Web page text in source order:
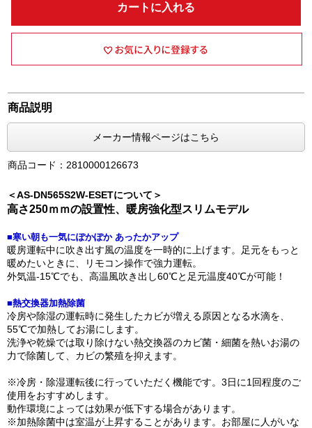
カートに入れる
商品説明
メーカー情報ページはこちら
商品コード：2810000126673
＜AS-DN565S2W-ESETについて＞
高さ250ｍｍの設置性、暖房強化型スリムモデル
■寒い朝も一気にぽかぽか あったかアップ
暖房運転中に吹き出す風の温度を一時的に上げます。足元をもっと
暖めたいときに、リモコン操作で強力運転。
外気温-15℃でも、高温風吹き出し60℃と足元温度40℃が可能！
■熱交換器加熱除菌
冷房や除湿の運転時に発生したカビが増える原因となる水滴を、
55℃で加熱してお湯にします。
洗浄や乾燥では取り除けない熱交換器のカビ菌・細菌を熱いお湯の
力で除菌して、カビの繁殖を抑えます。
※冷房・除湿運転後に行っていただく機能です。3日に1回程度のご
使用をおすすめします。
動作環境によっては効果が低下する場合があります。
※加熱除菌中は室温が上昇することがあります。お部屋に人がいな